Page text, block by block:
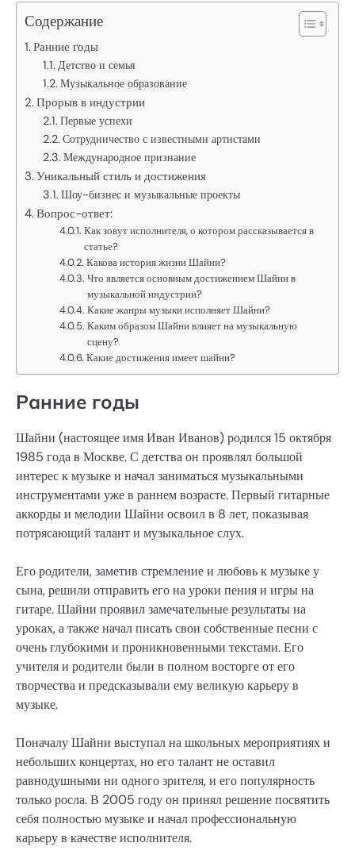
Содержание
Ранние годы
Детство и семья
Музыкальное образование
Прорыв в индустрии
Первые успехи
Сотрудничество с известными артистами
Международное признание
Уникальный стиль и достижения
Шоу-бизнес и музыкальные проекты
Вопрос-ответ:
Как зовут исполнителя, о котором рассказывается в
статье?
Какова история жизни Шайни?
Что является основным достижением Шайни в
музыкальной индустрии?
Какие жанры музыки исполняет Шайни?
Каким образом Шайни влияет на музыкальную
сцену?
Какие достижения имеет шайни?
Ранние годы
Шайни (настоящее имя Иван Иванов) родился 15 октября
1985 года в Москве. С детства он проявлял большой
интерес к музыке и начал заниматься музыкальными
инструментами уже в раннем возрасте. Первый гитарные
аккорды и мелодии Шайни освоил в 8 лет, показывая
потрясающий талант и музыкальное слух.
Его родители, заметив стремление и любовь к музыке у
сына, решили отправить его на уроки пения и игры на
гитаре. Шайни проявил замечательные результаты на
уроках, а также начал писать свои собственные песни с
очень глубокими и проникновенными текстами. Его
учителя и родители были в полном восторге от его
творчества и предсказывали ему великую карьеру в
музыке.
Поначалу Шайни выступал на школьных мероприятиях и
небольших концертах, но его талант не оставил
равнодушными ни одного зрителя, и его популярность
только росла. В 2005 году он принял решение посвятить
себя полностью музыке и начал профессиональную
карьеру в качестве исполнителя.